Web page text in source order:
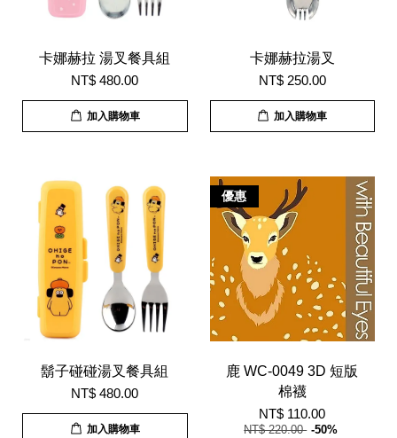
卡娜赫拉 湯叉餐具組
NT$ 480.00
加入購物車
卡娜赫拉湯叉
NT$ 250.00
加入購物車
鬍子碰碰湯叉餐具組
NT$ 480.00
加入購物車
優惠
鹿 WC-0049 3D 短版
棉襪
NT$ 110.00
NT$ 220.00 -50%